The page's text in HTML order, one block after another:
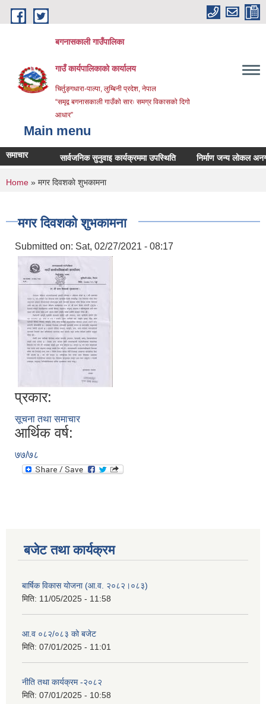
Skip to main content
बगनासकाली गाउँपालिका
गाउँ कार्यपालिकाको कार्यालय
चिर्तुङ्गधारा-पाल्पा, लुम्बिनी प्रदेश, नेपाल
“समृद्व बगनासकाली गाउँको सारः समग्र विकासको दिगो
आधार”
Main menu
समाचार सार्वजनिक सुनुवाइ कार्यक्रममा उपस्थिति निर्माण जन्य लोकल
You are here
Home » मगर दिवशकाे शुभकामना
मगर दिवशकाे शुभकामना
Submitted on: Sat, 02/27/2021 - 08:17
प्रकार:
सूचना तथा समाचार
आर्थिक वर्ष:
७७/७८
बजेट तथा कार्यक्रम
बार्षिक विकास योजना (आ.व. २०८२।०८३)
मिति: 11/05/2025 - 11:58
आ.व ०८२/०८३ को बजेट
मिति: 07/01/2025 - 11:01
नीति तथा कार्यक्रम -२०८२
मिति: 07/01/2025 - 10:58